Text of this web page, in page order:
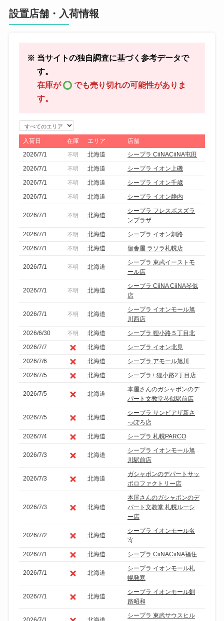
設置店舗・入荷情報
※ 当サイトの独自調査に基づく参考データで
す。
在庫が
でも売り切れの可能性がありま
す。
エ
リ
ア
り
込
み
入荷日 在庫 エリア
店舗
2026/7/1
不明 北海道
シープラ CiiNACiiNA屯田
2026/7/1
不明 北海道
シープラ イオン上磯
2026/7/1
不明 北海道
シープラ イオン千歳
2026/7/1
不明 北海道 シープラ イオン静内
2026/7/1 不明 北海道
シープラ フレスポスズラ
ンプラザ
2026/7/1
不明 北海道
シープラ イオン釧路
2026/7/1
不明 北海道 伽舎屋 ラソラ札幌店
2026/7/1 不明 北海道
シープラ 東武イーストモ
ール店
2026/7/1 不明 北海道
シープラ CiiNA CiiNA琴似
店
2026/7/1 不明 北海道
シープラ イオンモール旭
川西店
2026/6/30
不明 北海道
シープラ 狸小路５丁目北
2026/7/7
北海道
シープラ イオン北見
2026/7/6
北海道
シープラ アモール旭川
2026/7/5
北海道 シープラ+ 狸小路2丁目店
2026/7/5 北海道
本屋さんのガシャポンのデ
パート文教堂琴似駅前店
2026/7/5 北海道
シープラ サンピアザ新さ
っぽろ店
2026/7/4
北海道 シープラ 札幌PARCO
2026/7/3 北海道
シープラ イオンモール旭
川駅前店
2026/7/3 北海道
ガシャポンのデパートサッ
ポロファクトリー店
2026/7/3 北海道
本屋さんのガシャポンのデ
パート文教堂 札幌ルーシ
ー店
2026/7/2 北海道
シープラ イオンモール名
寄
2026/7/1
北海道 シープラ CiiNACiiNA福住
2026/7/1 北海道
シープラ イオンモール札
幌発寒
2026/7/1 北海道
シープラ イオンモール釧
路昭和
シープラ 東武サウスヒル